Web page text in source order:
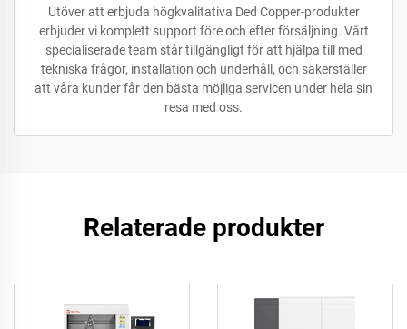
Utöver att erbjuda högkvalitativa Ded Copper-produkter
erbjuder vi komplett support före och efter försäljning. Vårt
specialiserade team står tillgängligt för att hjälpa till med
tekniska frågor, installation och underhåll, och säkerställer
att våra kunder får den bästa möjliga servicen under hela sin
resa med oss.
Relaterade produkter